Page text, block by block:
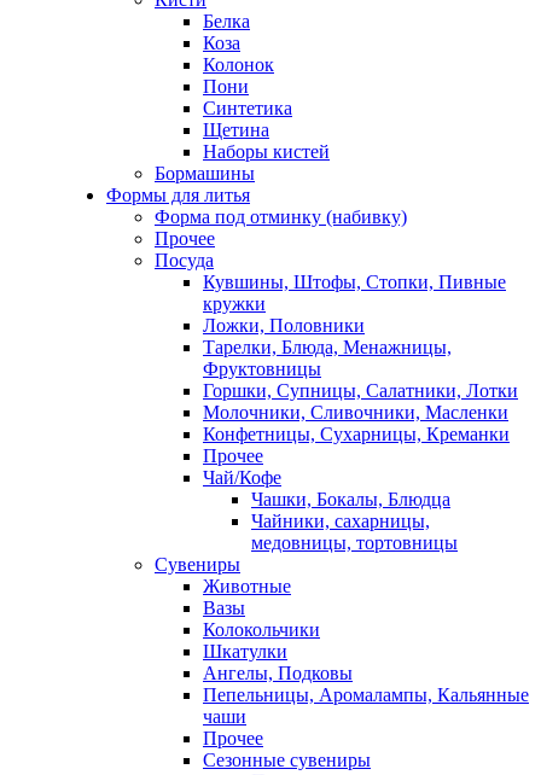
Белка
Коза
Колонок
Пони
Синтетика
Щетина
Наборы кистей
Бормашины
Формы для литья
Форма под отминку (набивку)
Прочее
Посуда
Кувшины, Штофы, Стопки, Пивные
кружки
Ложки, Половники
Тарелки, Блюда, Менажницы,
Фруктовницы
Горшки, Супницы, Салатники, Лотки
Молочники, Сливочники, Масленки
Конфетницы, Сухарницы, Креманки
Прочее
Чай/Кофе
Чашки, Бокалы, Блюдца
Чайники, сахарницы,
медовницы, тортовницы
Сувениры
Животные
Вазы
Колокольчики
Шкатулки
Ангелы, Подковы
Пепельницы, Аромалампы, Кальянные
чаши
Прочее
Сезонные сувениры